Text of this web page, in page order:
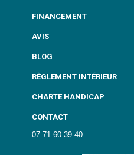
FINANCEMENT
AVIS
BLOG
RÈGLEMENT INTÉRIEUR
CHARTE HANDICAP
CONTACT
07 71 60 39 40